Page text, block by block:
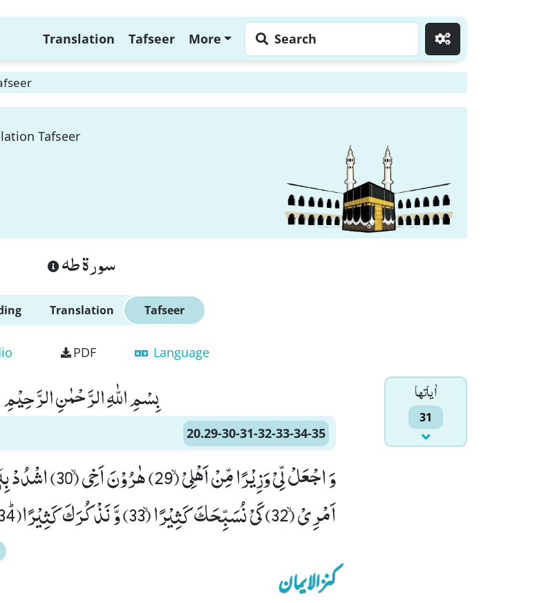
Translation Tafseer More Search
Tafseer
سورة طه
Translation Tafseer
PDF Language
اٰياتها
31
بِسْمِ اللّٰهِ الرَّحْمٰنِ الرَّحِیْمِ
20.29-30-31-32-33-34-35
اَمْرِیْۙ (32) كَیْ نُسَبِّحَكَ كَثِیْرًاۙ (33) وَّ نَذْكُرَكَ كَثِیْرًاﭤ(34) اِنَّكَ كُنْتَ بِنَا بَصِیْرًا(35)
کنزالایمان